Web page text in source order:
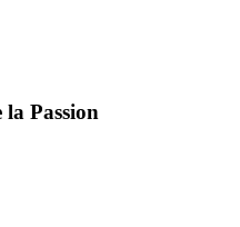
Passion